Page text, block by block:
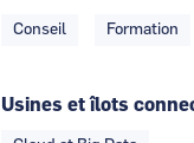
Conseil Formation
Usines et îlots